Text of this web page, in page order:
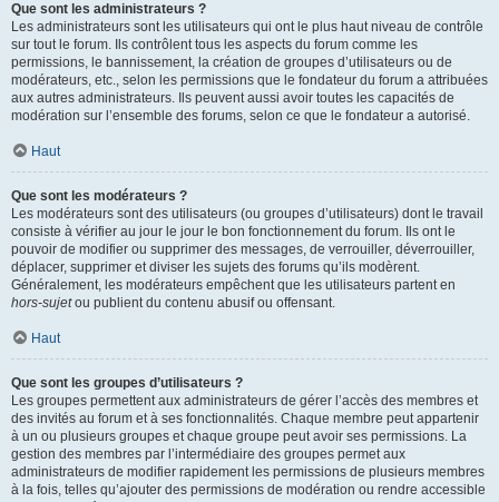
Que sont les administrateurs ?
Les administrateurs sont les utilisateurs qui ont le plus haut niveau de contrôle
sur tout le forum. Ils contrôlent tous les aspects du forum comme les
permissions, le bannissement, la création de groupes d’utilisateurs ou de
modérateurs, etc., selon les permissions que le fondateur du forum a attribuées
aux autres administrateurs. Ils peuvent aussi avoir toutes les capacités de
modération sur l’ensemble des forums, selon ce que le fondateur a autorisé.
Haut
Que sont les modérateurs ?
Les modérateurs sont des utilisateurs (ou groupes d’utilisateurs) dont le travail
consiste à vérifier au jour le jour le bon fonctionnement du forum. Ils ont le
pouvoir de modifier ou supprimer des messages, de verrouiller, déverrouiller,
déplacer, supprimer et diviser les sujets des forums qu’ils modèrent.
Généralement, les modérateurs empêchent que les utilisateurs partent en
hors-sujetou publient du contenu abusif ou offensant.
Haut
Que sont les groupes d’utilisateurs ?
Les groupes permettent aux administrateurs de gérer l’accès des membres et
des invités au forum et à ses fonctionnalités. Chaque membre peut appartenir
à un ou plusieurs groupes et chaque groupe peut avoir ses permissions. La
gestion des membres par l’intermédiaire des groupes permet aux
administrateurs de modifier rapidement les permissions de plusieurs membres
à la fois, telles qu’ajouter des permissions de modération ou rendre accessible